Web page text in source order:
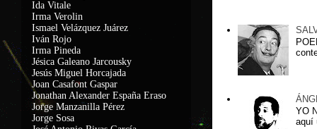
YO
aquí
Ida Vitale
Irma Verolin
Ismael Velázquez Juárez
Iván Rojo
Irma Pineda
Jésica Galeano Jarcousky
Jesús Miguel Horcajada
Joan Casafont Gaspar
Jonathan Alexander España Eraso
Jorge Manzanilla Pérez
Jorge Sosa